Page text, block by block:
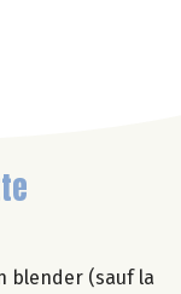
blender (sauf la